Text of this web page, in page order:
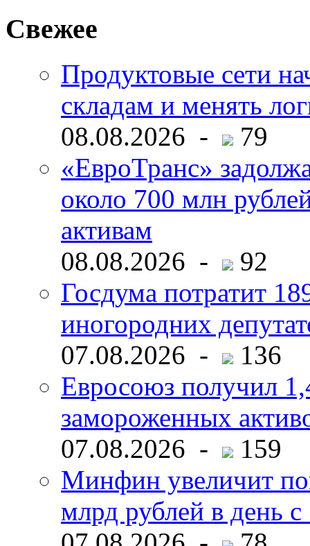
Свежее
Продуктовые сети
складам и менять
08.08.2026 -
79
«ЕвроТранс»
около 700 млн
активам
08.08.2026 -
92
Госдума потратит
иногородних
07.08.2026 -
136
Евросоюз получил
замороженных
07.08.2026 -
159
Минфин увеличит
млрд рублей в день с